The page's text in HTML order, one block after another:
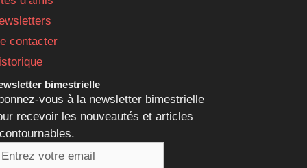
contacter
bimestrielle
vous à la newsletter bimestrielle
recevoir les nouveautés et articles